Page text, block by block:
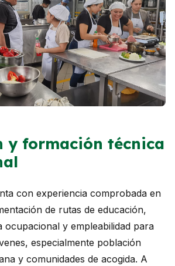
y formación técnica
con experiencia comprobada en
de rutas de educación,
ocupacional y empleabilidad para
especialmente población
y comunidades de acogida. A